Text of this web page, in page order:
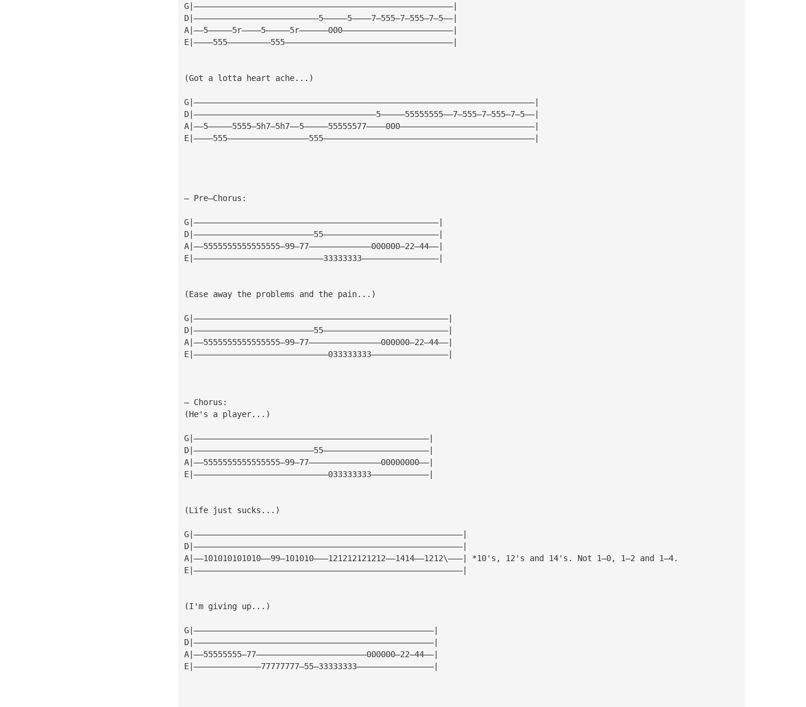
G|——————————————————————————————————————————————————————|
D|——————————————————————————5—————5————7—555—7—555—7—5——|
A|——5—————5r————5—————5r——————000———————————————————————|
E|————555—————————555———————————————————————————————————|
(Got a lotta heart ache...)
G|———————————————————————————————————————————————————————————————————————|
D|——————————————————————————————————————5—————55555555——7—555—7—555—7—5——|
A|——5—————5555—5h7—5h7——5—————55555577————000————————————————————————————|
E|————555—————————————————555————————————————————————————————————————————|
— Pre—Chorus:
G|———————————————————————————————————————————————————|
D|—————————————————————————55————————————————————————|
A|——5555555555555555—99—77—————————————000000—22—44——|
E|———————————————————————————33333333————————————————|
(Ease away the problems and the pain...)
G|—————————————————————————————————————————————————————|
D|—————————————————————————55——————————————————————————|
A|——5555555555555555—99—77———————————————000000—22—44——|
E|————————————————————————————033333333————————————————|
— Chorus:
(He's a player...)
G|—————————————————————————————————————————————————|
D|—————————————————————————55——————————————————————|
A|——5555555555555555—99—77———————————————00000000——|
E|————————————————————————————033333333————————————|
(Life just sucks...)
G|————————————————————————————————————————————————————————|
D|————————————————————————————————————————————————————————|
A|——101010101010——99—101010———121212121212——1414——1212\———| *10's, 12's and 14's. Not 1—0, 1—2 and 1—4.
E|————————————————————————————————————————————————————————|
(I'm giving up...)
G|——————————————————————————————————————————————————|
D|——————————————————————————————————————————————————|
A|——55555555—77———————————————————————000000—22—44——|
E|——————————————77777777—55—33333333————————————————|